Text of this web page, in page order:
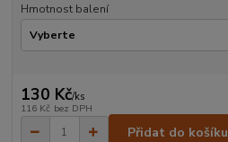
Hmotnost balení
130 Kč/ks
116 Kč bez DPH
Přidat do košíku